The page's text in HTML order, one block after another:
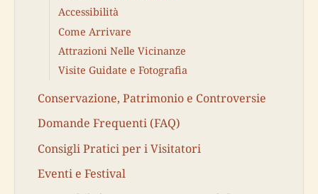
Accessibilità
Come Arrivare
Attrazioni Nelle Vicinanze
Visite Guidate e Fotografia
Conservazione, Patrimonio e Controversie
Domande Frequenti (FAQ)
Consigli Pratici per i Visitatori
Eventi e Festival